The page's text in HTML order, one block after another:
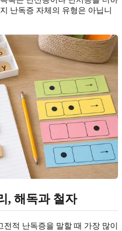
난독증 자체의 유형은 아닙니
, 해독과 철자
적 난독증을 말할 때 가장 많이